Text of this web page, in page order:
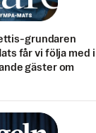
grundaren
får vi följa med i
gäster om